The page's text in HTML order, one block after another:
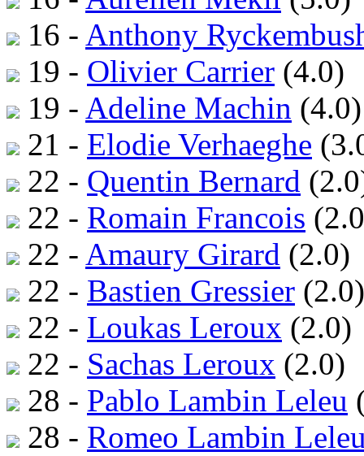
16 - Anthony
19 - Olivier Carrier (4.0)
19 - Adeline Machin (4.0)
21 - Elodie Verhaeghe
22 - Quentin Bernard
22 - Romain Francois
22 - Amaury Girard (2.0)
22 - Bastien Gressier (2.0)
22 - Loukas Leroux (2.0)
22 - Sachas Leroux (2.0)
28 - Pablo Lambin Leleu
28 - Romeo Lambin